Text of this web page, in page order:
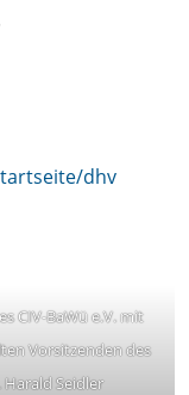
dhv
CIV-BaWü e.V. mit
Vorsitzenden des
Harald Seidler